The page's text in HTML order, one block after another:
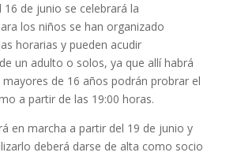
de junio se celebrará la
los niños se han organizado
horarias y pueden acudir
un adulto o solos, ya que allí habrá
mayores de 16 años podrán probrar el
a partir de las 19:00 horas.
en marcha a partir del 19 de junio y
deberá darse de alta como socio